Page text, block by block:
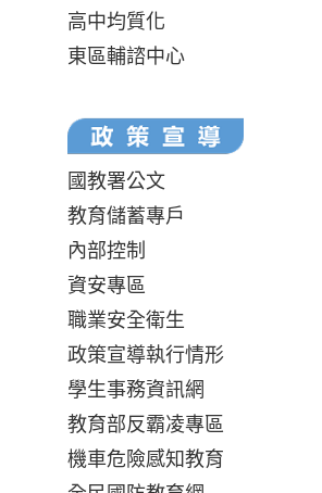
高中均質化
東區輔諮中心
國教署公文
教育儲蓄專戶
內部控制
資安專區
職業安全衛生
政策宣導執行情形
學生事務資訊網
教育部反霸凌專區
機車危險感知教育